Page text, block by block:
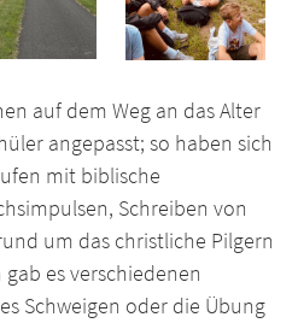
auf dem Weg an das Alter
angepasst; so haben sich
mit biblische
Schreiben von
um das christliche Pilgern
es verschiedenen
Schweigen oder die Übung